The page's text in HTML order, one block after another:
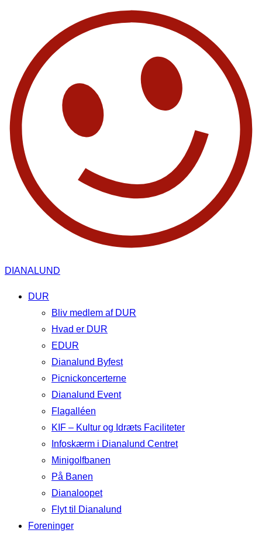
DIANALUND
DUR
Bliv medlem af DUR
Hvad er DUR
EDUR
Dianalund Byfest
Picnickoncerterne
Dianalund Event
Flagalléen
KIF – Kultur og Idræts Faciliteter
Infoskærm i Dianalund Centret
Minigolfbanen
På Banen
Dianaloopet
Flyt til Dianalund
Foreninger